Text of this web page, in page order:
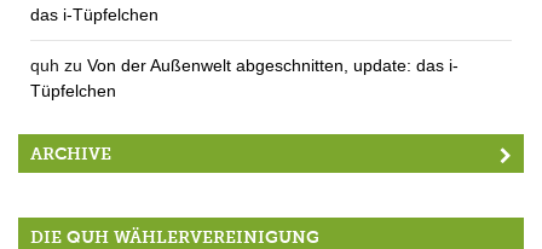
das i-Tüpfelchen
quh zu Von der Außenwelt abgeschnitten, update: das i-
Tüpfelchen
ARCHIVE
DIE QUH WÄHLERVEREINIGUNG